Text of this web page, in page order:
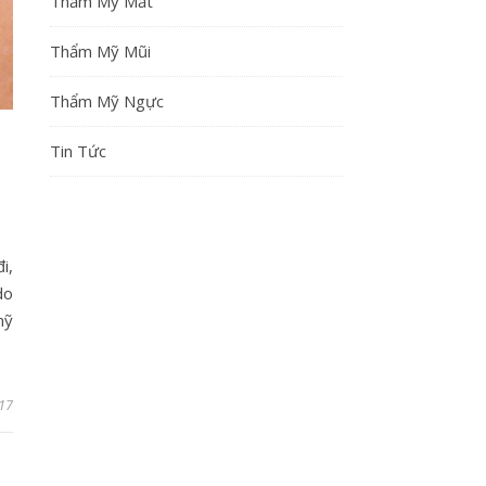
Thẩm Mỹ Mũi
Thẩm Mỹ Ngực
Tin Tức